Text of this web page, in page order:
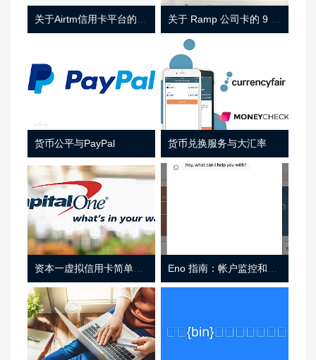
货币公平与PayPal 货币兑换服务与大汇率
资本一虚拟信用卡简单介绍